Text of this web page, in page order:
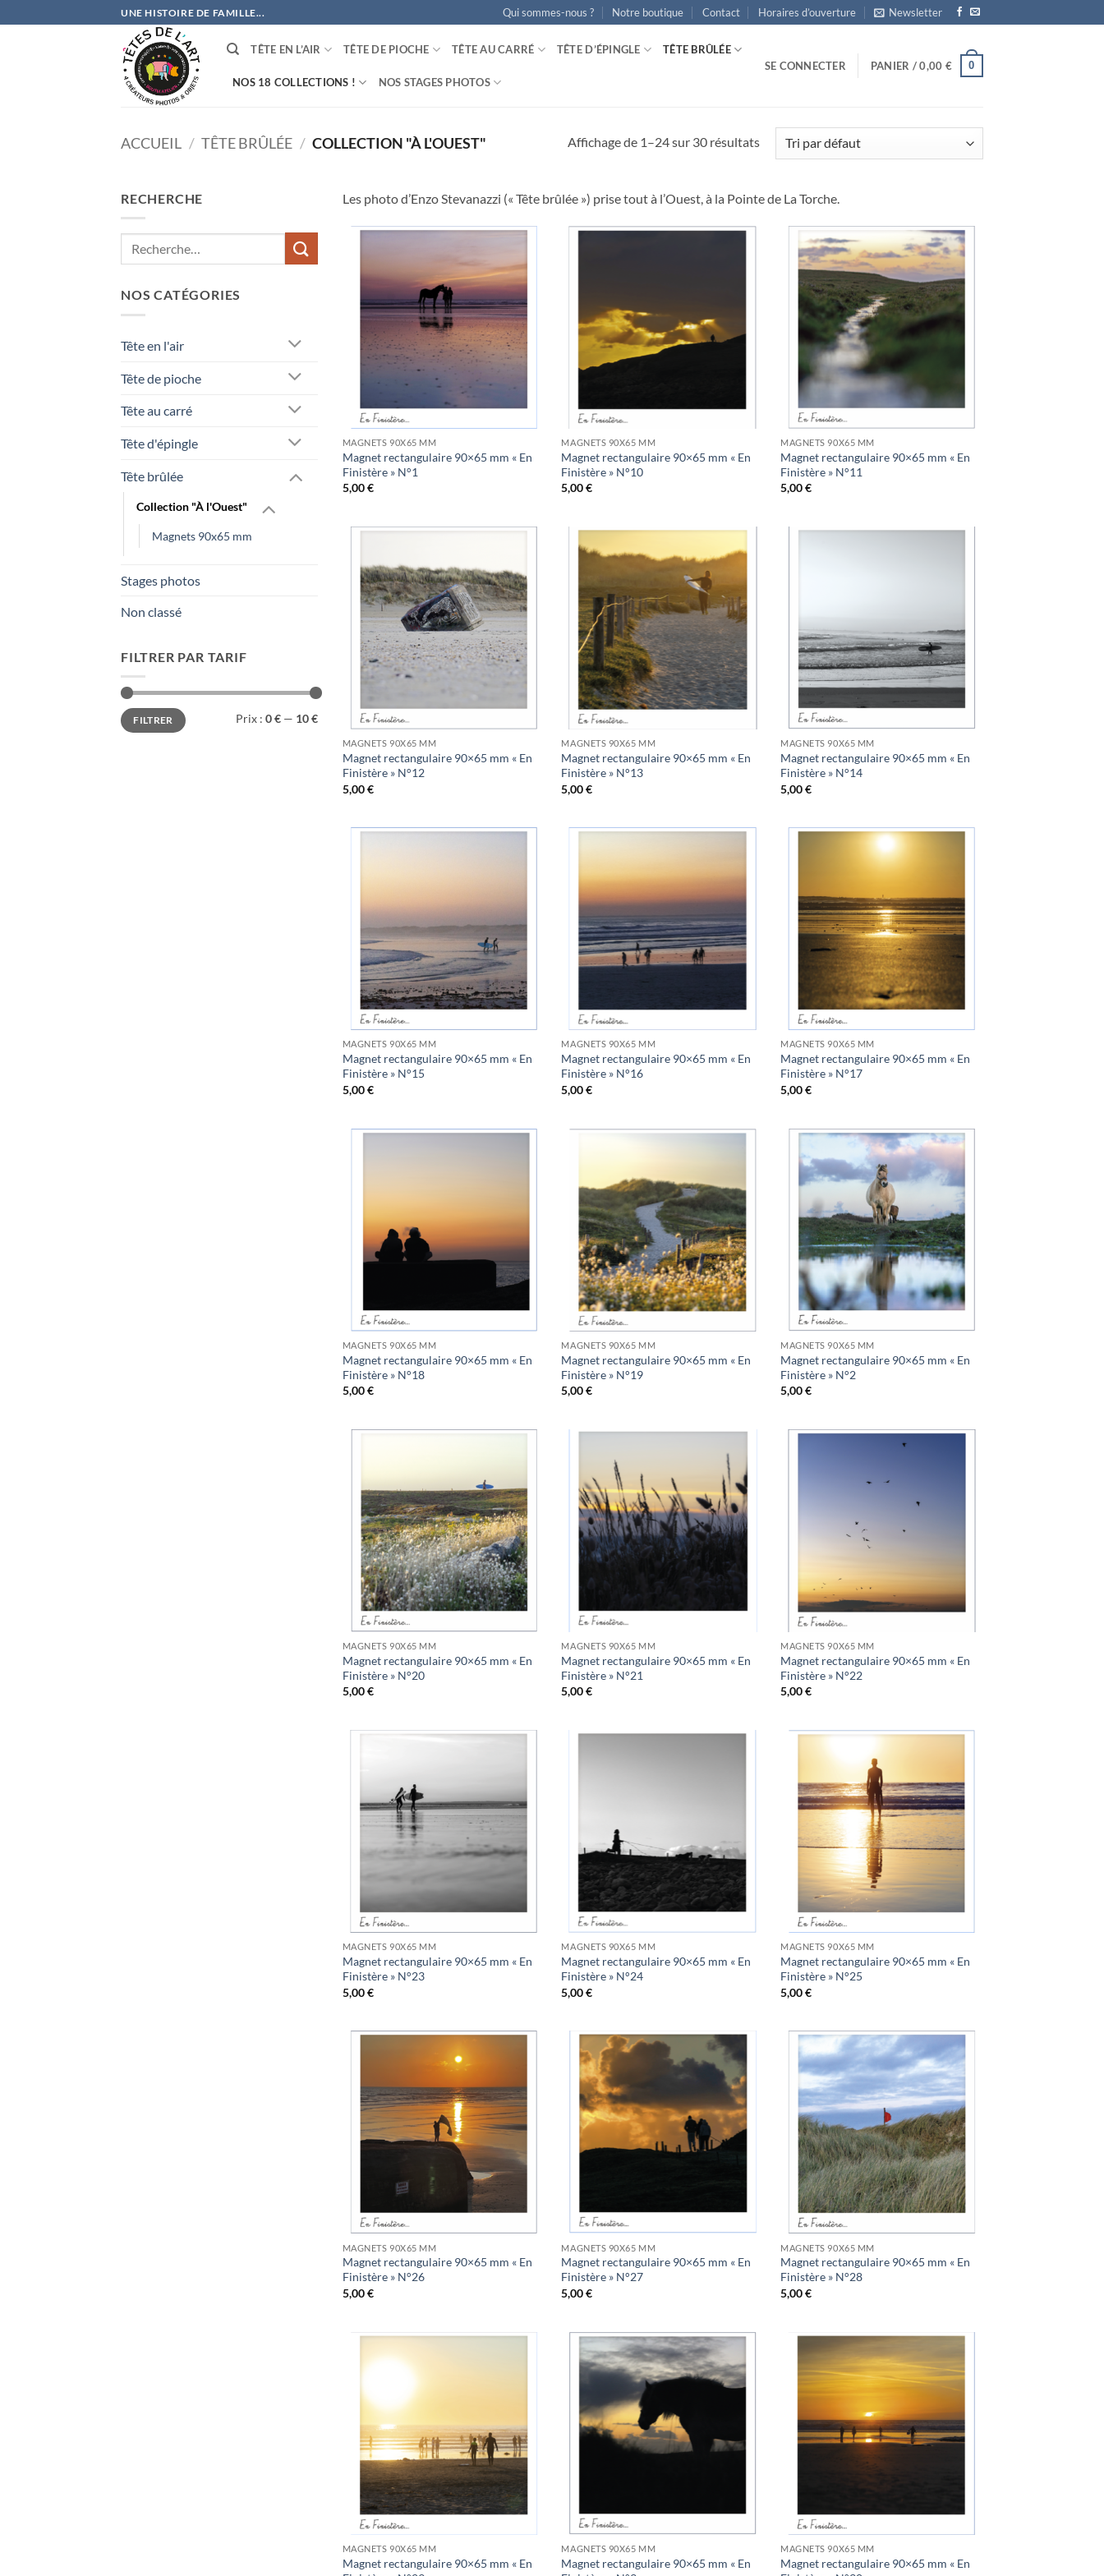
au
UNE HISTOIRE DE FAMILLE... Qui sommes-nous ? Notre boutique Contact Horaires d’ouverture Newsletter
TÊTE EN L’AIR TÊTE DE PIOCHE TÊTE AU CARRÉ TÊTE D’ÉPINGLE TÊTE BRÛLÉE
NOS 18 COLLECTIONS ! NOS STAGES PHOTOS
SE CONNECTER PANIER /0,00 € 0
ACCUEIL / TÊTE BRÛLÉE / COLLECTION "À L'OUEST" Affichage de 1–24 sur 30 résultats
RECHERCHE
NOS CATÉGORIES
Tête en l'air
Tête de pioche
Tête au carré
Tête d'épingle
Tête brûlée
Collection "À l'Ouest"
Magnets 90x65 mm
Stages photos
Non classé
FILTRER PAR TARIF
Prix
min
Prix
maxFILTRER Prix : 0 € — 10 €
Les photo d’Enzo Stevanazzi (« Tête brûlée ») prise tout à l’Ouest, à la Pointe de La Torche.
Ajouter
à la
wishlist
MAGNETS 90X65 MM
Magnet rectangulaire 90×65 mm « En
Finistère » N°1
5,00€
MAGNETS 90X65 MM
Magnet rectangulaire 90×65 mm « En
Finistère » N°10
5,00€
Ajouter
à la
wishlist
MAGNETS 90X65 MM
Magnet rectangulaire 90×65 mm « En
Finistère » N°11
5,00€
Ajouter
à la
wishlist
MAGNETS 90X65 MM
Magnet rectangulaire 90×65 mm « En
Finistère » N°12
5,00€
wishlist
MAGNETS 90X65 MM
Magnet rectangulaire 90×65 mm « En
Finistère » N°13
5,00€
MAGNETS 90X65 MM
Magnet rectangulaire 90×65 mm « En
Finistère » N°14
5,00€
MAGNETS 90X65 MM
Magnet rectangulaire 90×65 mm « En
Finistère » N°15
5,00€
wishlist
MAGNETS 90X65 MM
Magnet rectangulaire 90×65 mm « En
Finistère » N°16
5,00€
wishlist
MAGNETS 90X65 MM
Magnet rectangulaire 90×65 mm « En
Finistère » N°17
5,00€
MAGNETS 90X65 MM
Magnet rectangulaire 90×65 mm « En
Finistère » N°18
5,00€
wishlist
MAGNETS 90X65 MM
Magnet rectangulaire 90×65 mm « En
Finistère » N°19
5,00€
Ajouter
à la
wishlist
MAGNETS 90X65 MM
Magnet rectangulaire 90×65 mm « En
Finistère » N°2
5,00€
à la
wishlist
MAGNETS 90X65 MM
Magnet rectangulaire 90×65 mm « En
Finistère » N°20
5,00€
Ajouter
à la
wishlist
MAGNETS 90X65 MM
Magnet rectangulaire 90×65 mm « En
Finistère » N°21
5,00€
MAGNETS 90X65 MM
Magnet rectangulaire 90×65 mm « En
Finistère » N°22
5,00€
MAGNETS 90X65 MM
Magnet rectangulaire 90×65 mm « En
Finistère » N°23
5,00€
MAGNETS 90X65 MM
Magnet rectangulaire 90×65 mm « En
Finistère » N°24
5,00€
à la
wishlist
MAGNETS 90X65 MM
Magnet rectangulaire 90×65 mm « En
Finistère » N°25
5,00€
à la
wishlist
MAGNETS 90X65 MM
Magnet rectangulaire 90×65 mm « En
Finistère » N°26
5,00€
Ajouter
à la
wishlist
MAGNETS 90X65 MM
Magnet rectangulaire 90×65 mm « En
Finistère » N°27
5,00€
Ajouter
à la
wishlist
MAGNETS 90X65 MM
Magnet rectangulaire 90×65 mm « En
Finistère » N°28
5,00€
MAGNETS 90X65 MM
Magnet rectangulaire 90×65 mm « En
Ajouter
à la
MAGNETS 90X65 MM
Magnet rectangulaire 90×65 mm « En
Ajouter
MAGNETS 90X65 MM
Magnet rectangulaire 90×65 mm « En